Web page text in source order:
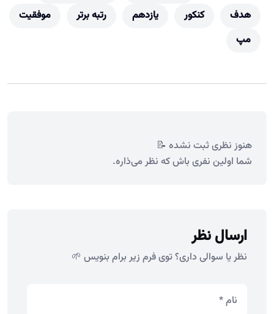
هدف
کنکور یازدهم رتبه برتر
موفقیت
مپ
هنوز نظری ثبت نشده 📝
شما اولین نفری باش که نظر می‌ذاره.
ارسال نظر
نظر یا سوالی داری؟ توی فرم زیر برام بنویس 🌱